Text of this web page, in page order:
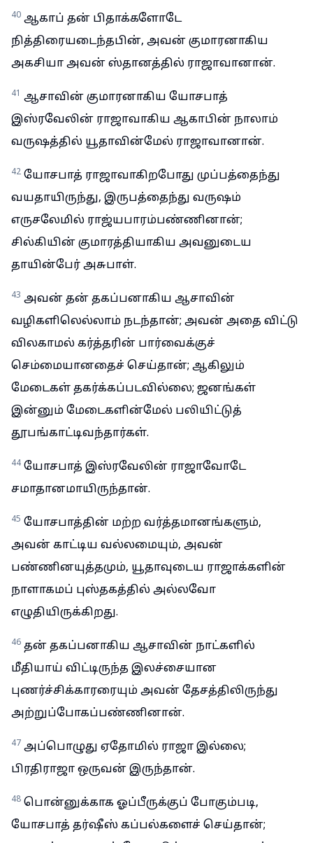
40 ஆகாப் தன் பிதாக்களோடே
நித்திரையடைந்தபின், அவன் குமாரனாகிய
அகசியா அவன் ஸ்தானத்தில் ராஜாவானான்.
41 ஆசாவின் குமாரனாகிய யோசபாத்
இஸ்ரவேலின் ராஜாவாகிய ஆகாபின் நாலாம்
வருஷத்தில் யூதாவின்மேல் ராஜாவானான்.
42 யோசபாத் ராஜாவாகிறபோது முப்பத்தைந்து
வயதாயிருந்து, இருபத்தைந்து வருஷம்
எருசலேமில் ராஜ்யபாரம்பண்ணினான்;
சில்கியின் குமாரத்தியாகிய அவனுடைய
தாயின்பேர் அசுபாள்.
43 அவன் தன் தகப்பனாகிய ஆசாவின்
வழிகளிலெல்லாம் நடந்தான்; அவன் அதை விட்டு
விலகாமல் கர்த்தரின் பார்வைக்குச்
செம்மையானதைச் செய்தான்; ஆகிலும்
மேடைகள் தகர்க்கப்படவில்லை; ஜனங்கள்
இன்னும் மேடைகளின்மேல் பலியிட்டுத்
தூபங்காட்டிவந்தார்கள்.
44 யோசபாத் இஸ்ரவேலின் ராஜாவோடே
சமாதானமாயிருந்தான்.
45 யோசபாத்தின் மற்ற வர்த்தமானங்களும்,
அவன் காட்டிய வல்லமையும், அவன்
பண்ணினயுத்தமும், யூதாவுடைய ராஜாக்களின்
நாளாகமப் புஸ்தகத்தில் அல்லவோ
எழுதியிருக்கிறது.
46 தன் தகப்பனாகிய ஆசாவின் நாட்களில்
மீதியாய் விட்டிருந்த இலச்சையான
புணர்ச்சிக்காரரையும் அவன் தேசத்திலிருந்து
அற்றுப்போகப்பண்ணினான்.
47 அப்பொழுது ஏதோமில் ராஜா இல்லை;
பிரதிராஜா ஒருவன் இருந்தான்.
48 பொன்னுக்காக ஓப்பீருக்குப் போகும்படி,
யோசபாத் தர்ஷீஸ் கப்பல்களைச் செய்தான்;